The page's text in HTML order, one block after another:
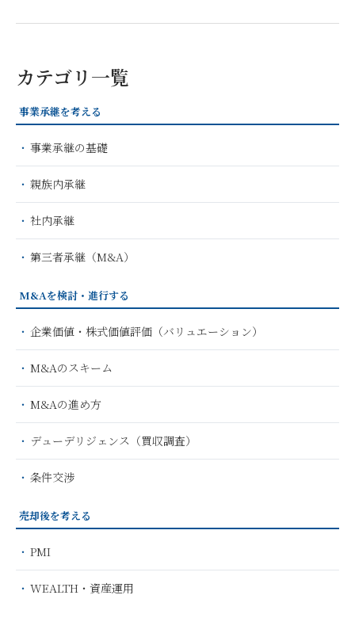
カテゴリ一覧
事業承継を考える
事業承継の基礎
親族内承継
社内承継
第三者承継（M&A）
M&Aを検討・進行する
企業価値・株式価値評価（バリュエーション）
M&Aのスキーム
M&Aの進め方
デューデリジェンス（買収調査）
条件交渉
売却後を考える
PMI
WEALTH・資産運用